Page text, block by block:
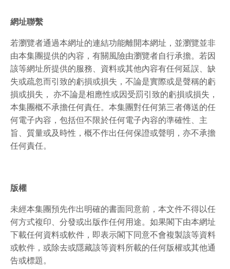
網址聯繫
若瀏覽者通過本網址的連結功能離開本網址，並瀏覽並非
由本集團提供的內容，有關風險由瀏覽者自行承擔。若因
該等網址所提供的服務、資料或其他內容有任何延誤、缺
失或疏忽而引致的虧損或損失，不論是實際或是聲稱的虧
損或損失， 亦不論是相應性或因受罰引致的虧損或損失，
本集團概不承擔任何責任。本集團對任何第三者傳送的任
何電子內容，包括但不限於任何電子內容的準確性、主
旨、質量或及時性，概不作出任何保證或聲明，亦不承擔
任何責任。
版權
未經本集團預先作出明確的書面同意前，本文件不得以任
何方式複印、分發或出版作任何用途。如果閣下由本網址
下載任何資料或軟件，即表示閣下同意不會複製該等資料
或軟件，或除去或隱藏該等資料所載的任何版權或其他通
告或標題。